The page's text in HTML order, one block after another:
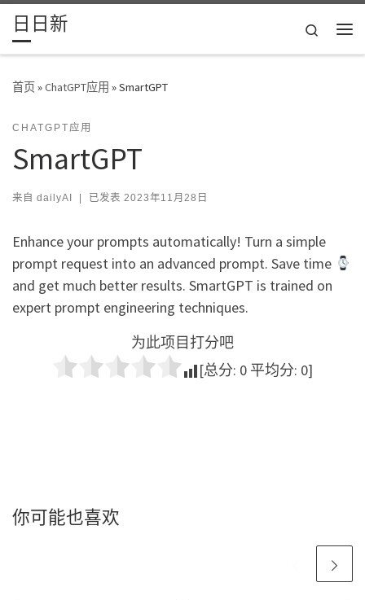
Skip to content
日日新
Search
首页»ChatGPT应用 »SmartGPT
CHATGPT应用
SmartGPT
来自 dailyAI | 已发表 2023年11月28日
Enhance your prompts automatically! Turn a simple
prompt request into an advanced prompt. Save time
and get much better results. SmartGPT is trained on
expert prompt engineering techniques.
为此项目打分吧
[总分: 0 平均分: 0]
你可能也喜欢